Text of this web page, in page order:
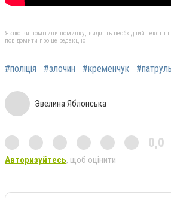
Якщо ви помітили помилку, виділіть необхідний текст і
повідомити про це редакцію
#поліція #злочин #кременчук #патруль
Эвелина Яблонська
0,0
Авторизуйтесь, щоб оцінити